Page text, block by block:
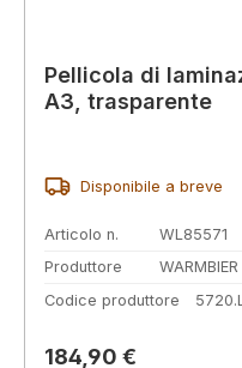
Pellicola di
A3, trasparente
Disponibile a breve
Articolo n.
WL85571
Produttore
WARMBIER
Codice produttore
Prezzo normale:
184,90 €